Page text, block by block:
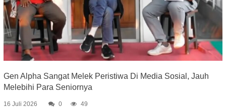
Gen Alpha Sangat Melek Peristiwa Di Media Sosial, Jauh
Melebihi Para Seniornya
16 Juli 2026 0 49